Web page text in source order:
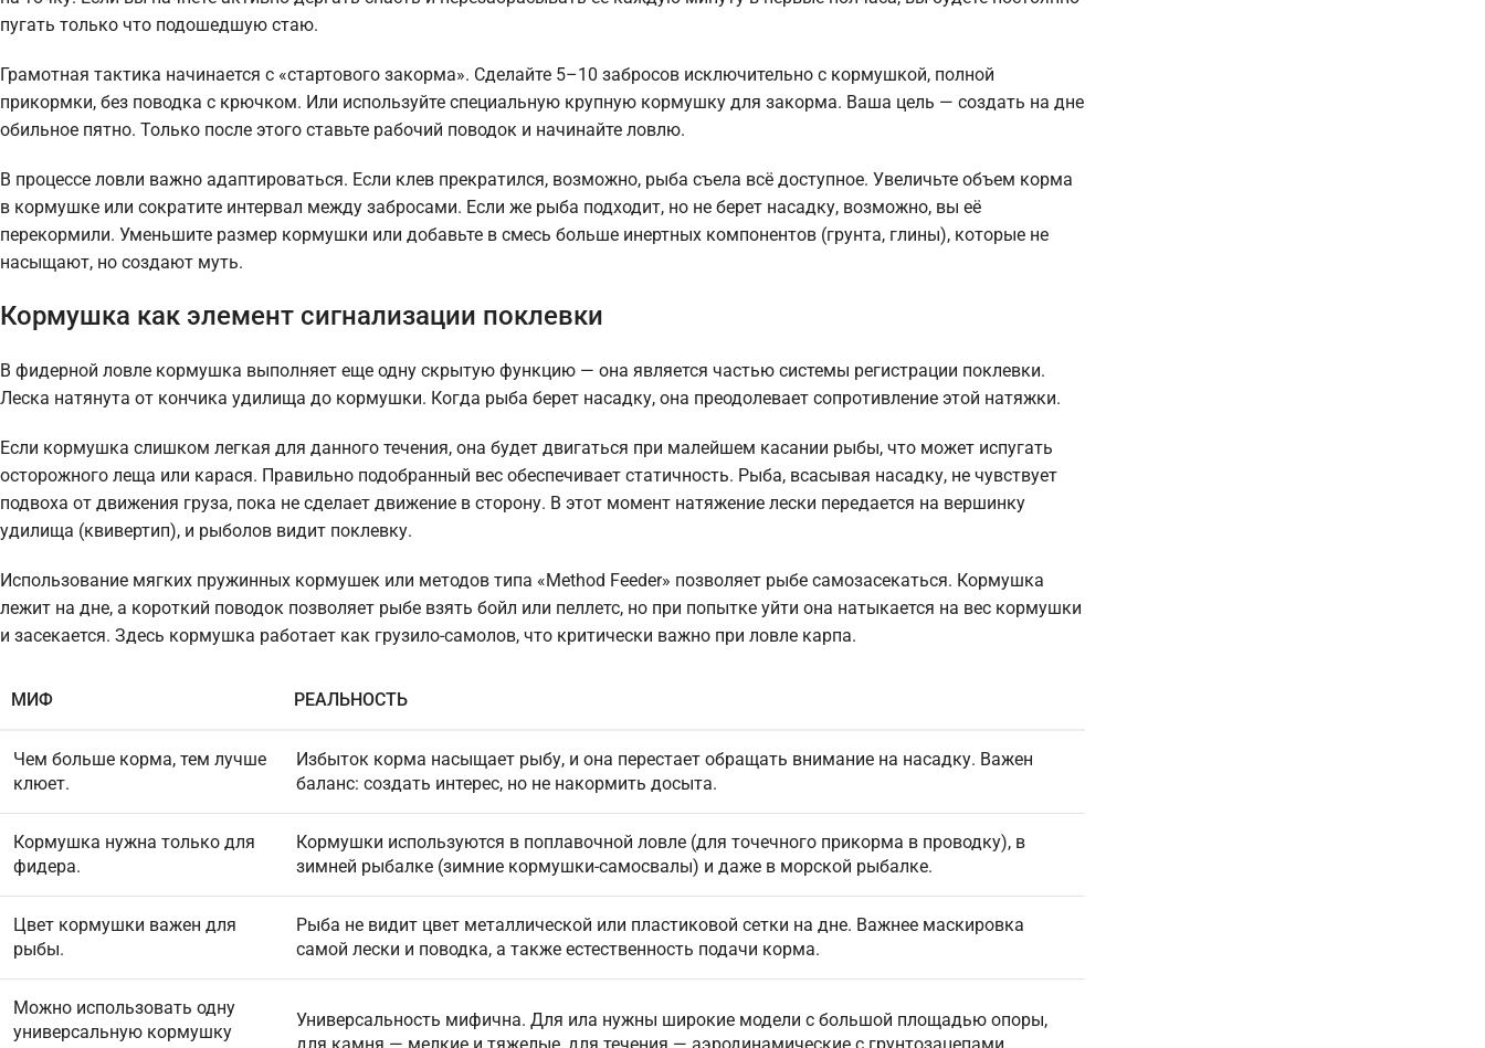
пугать только что подошедшую стаю.
Грамотная тактика начинается с «стартового закорма». Сделайте 5–10 забросов исключительно с кормушкой, полной
прикормки, без поводка с крючком. Или используйте специальную крупную кормушку для закорма. Ваша цель — создать на дне
обильное пятно. Только после этого ставьте рабочий поводок и начинайте ловлю.
В процессе ловли важно адаптироваться. Если клев прекратился, возможно, рыба съела всё доступное. Увеличьте объем корма
в кормушке или сократите интервал между забросами. Если же рыба подходит, но не берет насадку, возможно, вы её
перекормили. Уменьшите размер кормушки или добавьте в смесь больше инертных компонентов (грунта, глины), которые не
насыщают, но создают муть.
Кормушка как элемент сигнализации поклевки
В фидерной ловле кормушка выполняет еще одну скрытую функцию — она является частью системы регистрации поклевки.
Леска натянута от кончика удилища до кормушки. Когда рыба берет насадку, она преодолевает сопротивление этой натяжки.
Если кормушка слишком легкая для данного течения, она будет двигаться при малейшем касании рыбы, что может испугать
осторожного леща или карася. Правильно подобранный вес обеспечивает статичность. Рыба, всасывая насадку, не чувствует
подвоха от движения груза, пока не сделает движение в сторону. В этот момент натяжение лески передается на вершинку
удилища (квивертип), и рыболов видит поклевку.
Использование мягких пружинных кормушек или методов типа «Method Feeder» позволяет рыбе самозасекаться. Кормушка
лежит на дне, а короткий поводок позволяет рыбе взять бойл или пеллетс, но при попытке уйти она натыкается на вес кормушки
и засекается. Здесь кормушка работает как грузило-самолов, что критически важно при ловле карпа.
МИФ РЕАЛЬНОСТЬ
Чем больше корма, тем лучше
клюет.
Избыток корма насыщает рыбу, и она перестает обращать внимание на насадку. Важен
баланс: создать интерес, но не накормить досыта.
Кормушка нужна только для
фидера.
Кормушки используются в поплавочной ловле (для точечного прикорма в проводку), в
зимней рыбалке (зимние кормушки-самосвалы) и даже в морской рыбалке.
Цвет кормушки важен для
рыбы.
Рыба не видит цвет металлической или пластиковой сетки на дне. Важнее маскировка
самой лески и поводка, а также естественность подачи корма.
Можно использовать одну
универсальную кормушку
Универсальность мифична. Для ила нужны широкие модели с большой площадью опоры,
для камня — мелкие и тяжелые, для течения — аэродинамические с грунтозацепами.